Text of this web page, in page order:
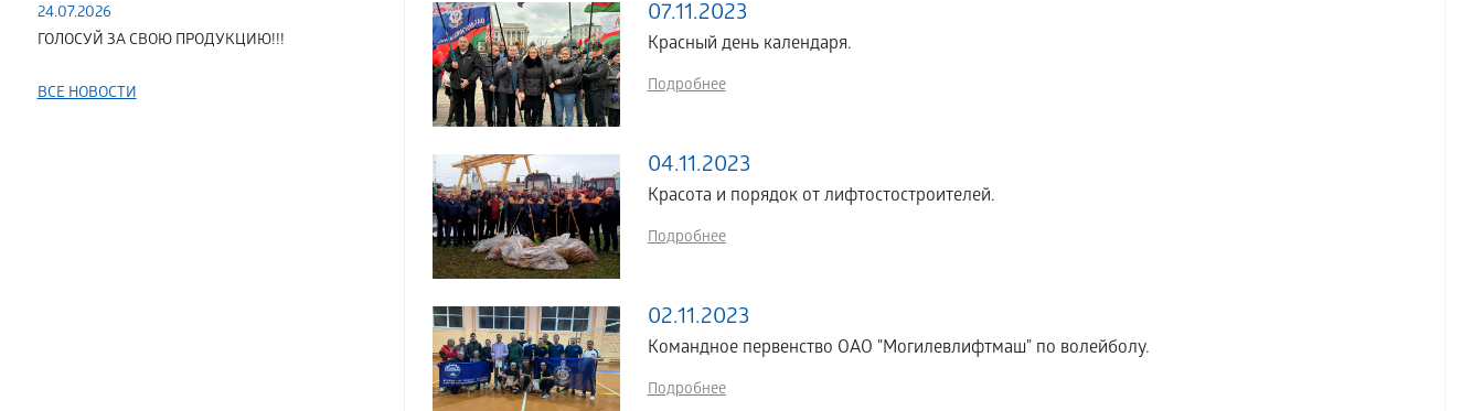
24.07.2026
ГОЛОСУЙ ЗА СВОЮ ПРОДУКЦИЮ!!!
ВСЕ НОВОСТИ
07.11.2023
Красный день календаря.
Подробнее
04.11.2023
Красота и порядок от лифтостостроителей.
Подробнее
02.11.2023
Командное первенство ОАО "Могилевлифтмаш" по волейболу.
Подробнее